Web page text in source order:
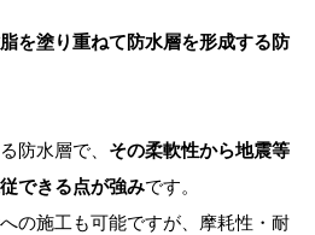
を塗り重ねて防水層を形成する防
防水層で、 その柔軟性から地震等
できる点が強みです。
の施工も可能ですが、摩耗性・耐